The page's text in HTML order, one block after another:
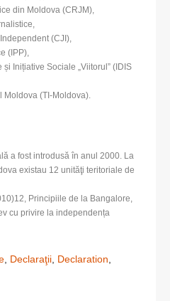
din Moldova (CRJM),
(CJI),
(IPP),
Inițiative Sociale „Viitorul” (IDIS
(TI-Moldova).
a fost introdusă în anul 2000. La
existau 12 unităţi teritoriale de
Principiile de la Bangalore,
cu privire la independența
, Declaraţii, Declaration,